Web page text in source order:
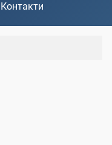
Контакти